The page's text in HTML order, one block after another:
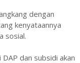
dengan
kenyataannya
sosial.
dan subsidi akan